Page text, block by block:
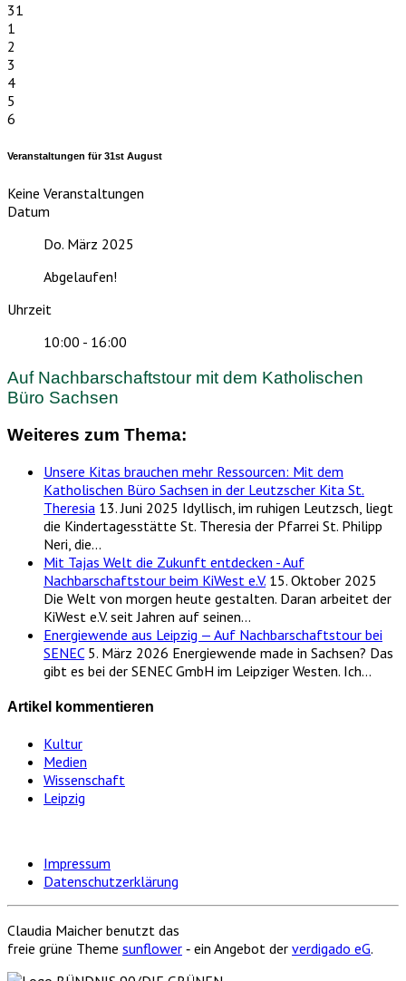
31
1
2
3
4
5
6
Veranstaltungen für31st August
Keine Veranstaltungen
Datum
Do. März 2025
Abgelaufen!
Uhrzeit
10:00 - 16:00
Auf Nachbarschaftstour mit dem Katholischen
Büro Sachsen
Weiteres zum Thema:
Unsere Kitas brauchen mehr Ressourcen: Mit dem
Katholischen Büro Sachsen in der Leutzscher Kita St.
Theresia 13. Juni 2025 Idyllisch, im ruhigen Leutzsch, liegt
die Kindertagesstätte St. Theresia der Pfarrei St. Philipp
Neri, die…
Mit Tajas Welt die Zukunft entdecken - Auf
Nachbarschaftstour beim KiWest e.V. 15. Oktober 2025
Die Welt von morgen heute gestalten. Daran arbeitet der
KiWest e.V. seit Jahren auf seinen…
Energiewende aus Leipzig — Auf Nachbarschaftstour bei
SENEC 5. März 2026 Energiewende made in Sachsen? Das
gibt es bei der SENEC GmbH im Leipziger Westen. Ich…
Artikel kommentieren
Kultur
Medien
Wissenschaft
Leipzig
Impressum
Datenschutzerklärung
Claudia Maicher benutzt das
freie grüne Theme sunflower ‐ ein Angebot der verdigado eG.